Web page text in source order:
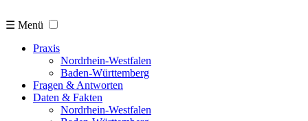
☰ Menü
Praxis
Nordrhein-Westfalen
Baden-Württemberg
Fragen & Antworten
Daten & Fakten
Nordrhein-Westfalen